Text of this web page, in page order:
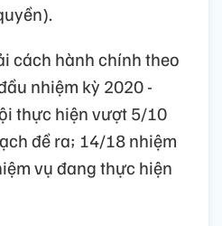
cách hành chính theo
nhiệm kỳ 2020 -
thực hiện vượt 5/10
đề ra; 14/18 nhiệm
vụ đang thực hiện